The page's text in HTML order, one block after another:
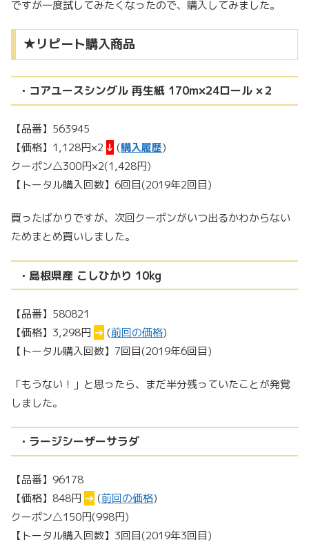
ですが一度試してみたくなったので、購入してみました。
★リピート購入商品
・コアユースシングル 再生紙 170m×24ロール ×２
【品番】563945
【価格】1,128円×2 ↓ (購入履歴)
クーポン△300円×2(1,428円)
【トータル購入回数】6回目(2019年2回目)
買ったばかりですが、次回クーポンがいつ出るかわからない
ためまとめ買いしました。
・島根県産 こしひかり 10kg
【品番】580821
【価格】3,298円 → (前回の価格)
【トータル購入回数】7回目(2019年6回目)
「もうない！」と思ったら、まだ半分残っていたことが発覚
しました。
・ラージシーザーサラダ
【品番】96178
【価格】848円 → (前回の価格)
クーポン△150円(998円)
【トータル購入回数】3回目(2019年3回目)